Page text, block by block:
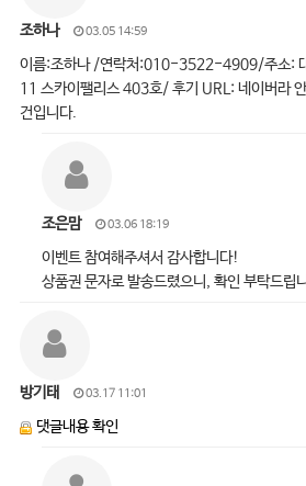
조하나 03.05 14:59
이름:조하나 /연락처:010-3522-4909/주소:
11 스카이팰리스 403호/ 후기 URL: 네이버라
건입니다.
조은맘 03.06 18:19
이벤트 참여해주셔서 감사합니다!
상품권 문자로 발송드렸으니, 확인 부탁드립
방기태 03.17 11:01
댓글내용 확인